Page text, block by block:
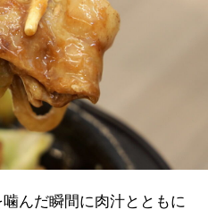
んだ瞬間に肉汁とともに